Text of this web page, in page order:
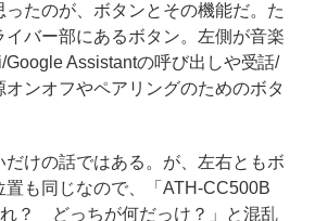
ったのが、ボタンとその機能だ。た
イバー部にあるボタン。左側が音楽
Assistantの呼び出しや受話/
ンオフやペアリングのためのボタ
けの話ではある。が、左右ともボ
置も同じなので、「ATH-CC500B
？ どっちが何だっけ？」と混乱